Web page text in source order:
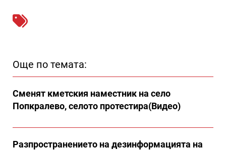
Още по темата:
Сменят кметския наместник на село
Попкралево, селото протестира(Видео)
Разпространението на дезинформацията на